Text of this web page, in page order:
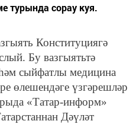
турында сорау куя.
Конституциягә
Бу вазгыятьтә
сыйфатлы медицина
өлешендәге үзгәрешләр
«Татар-информ»
Дәүләт